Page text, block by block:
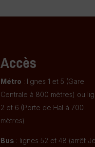
Accès
Métro : lignes 1 et 5 (Gare
Centrale à 800 mètres) ou
2 et 6 (Porte de Hal à 700
mètres)
Bus : lignes 52 et 48 (arrêt